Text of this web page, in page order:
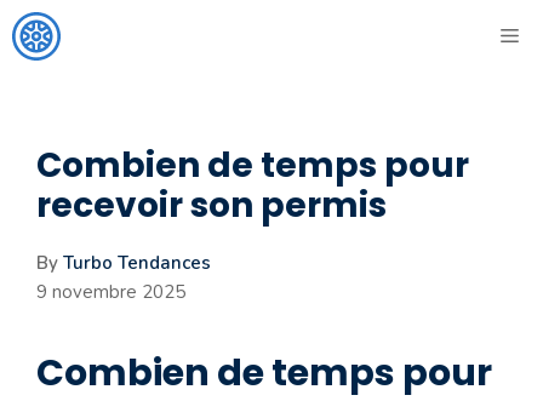
Aller
au
Combien de temps pour
recevoir son permis
By Turbo Tendances
9 novembre 2025
Combien de temps pour